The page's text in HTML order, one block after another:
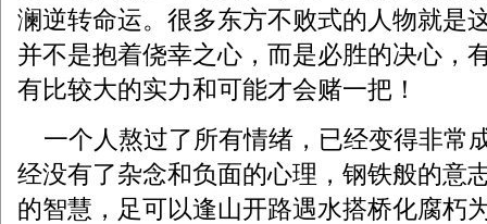
澜逆转命运。很多东方不败式的人物就是
并不是抱着侥幸之心，而是必胜的决心，
有比较大的实力和可能才会赌一把！
一个人熬过了所有情绪，已经变得非常
经没有了杂念和负面的心理，钢铁般的意
的智慧，足可以逢山开路遇水搭桥化腐朽